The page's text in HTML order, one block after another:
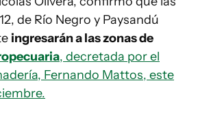
de Río Negro y Paysandú
ingresarán a las zonas de
, decretada por el
Fernando Mattos, este